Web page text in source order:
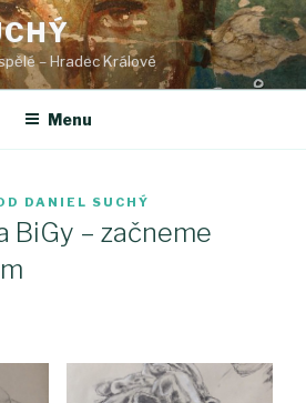
– Hradec Králové
Menu
DANIEL SUCHÝ
BiGy – začneme